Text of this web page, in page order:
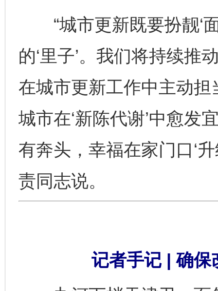
“城市更新既要扮靓‘面
的‘里子’。我们将持续推
在城市更新工作中主动
城市在‘新陈代谢’中愈发
有奔头，幸福在家门口‘
责同志说。
记者手记 | 确保